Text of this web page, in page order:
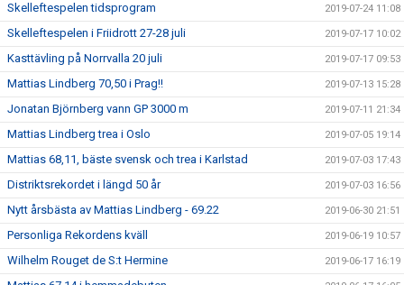
Skelleftespelen tidsprogram 2019-07-24 11:08
Skelleftespelen i Friidrott 27-28 juli 2019-07-17 10:02
Kasttävling på Norrvalla 20 juli 2019-07-17 09:53
Mattias Lindberg 70,50 i Prag!! 2019-07-13 15:28
Jonatan Björnberg vann GP 3000 m 2019-07-11 21:34
Mattias Lindberg trea i Oslo 2019-07-05 19:14
Mattias 68,11, bäste svensk och trea i Karlstad 2019-07-03 17:43
Distriktsrekordet i längd 50 år 2019-07-03 16:56
Nytt årsbästa av Mattias Lindberg - 69.22 2019-06-30 21:51
Personliga Rekordens kväll 2019-06-19 10:57
Wilhelm Rouget de S:t Hermine 2019-06-17 16:19